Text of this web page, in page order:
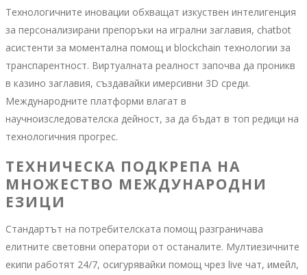
Технологичните иновации обхващат изкуствен интелигенция
за персонализирани препоръки на игрални заглавия, chatbot
асистенти за моментална помощ и blockchain технологии за
транспарентност. Виртуалната реалност започва да проникв
в казино заглавия, създавайки имерсивни 3D среди.
Международните платформи влагат в
научноизследователска дейност, за да бъдат в топ редици на
технологичния прогрес.
ТЕХНИЧЕСКА ПОДКРЕПА НА
МНОЖЕСТВО МЕЖДУНАРОДНИ
ЕЗИЦИ
Стандартът на потребителската помощ разграничава
елитните световни оператори от останалите. Мултиезичните
екипи работят 24/7, осигурявайки помощ чрез live чат, имейл,